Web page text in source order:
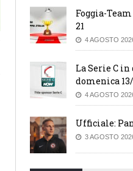
Foggia-
21
4 AGOSTO
La Serie C
domenica
4 AGOSTO
Ufficiale:
3 AGOSTO